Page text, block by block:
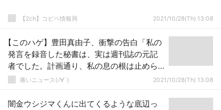
【2ch】コピペ情報局 2021/10/28(Th) 13:08
【このハゲ】豊田真由子、衝撃の告白「私の
発言を録音した秘書は、実は週刊誌の元記
者でした。計画通り、私の息の根は止めら
れた」痛いニュース(ﾉ∀`) 2021/10/28(Th) 13:08
闇金ウシジマくんに出てくるような底辺っ